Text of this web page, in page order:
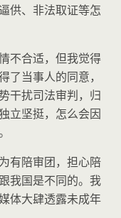
供、非法取证等怎
不合适，但我觉得
了当事人的同意，
干扰司法审判，归
立坚挺，怎么会因
有陪审团，担心陪
我国是不同的。我
体大肆透露未成年